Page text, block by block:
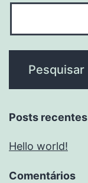
Posts recentes
Hello world!
Comentários